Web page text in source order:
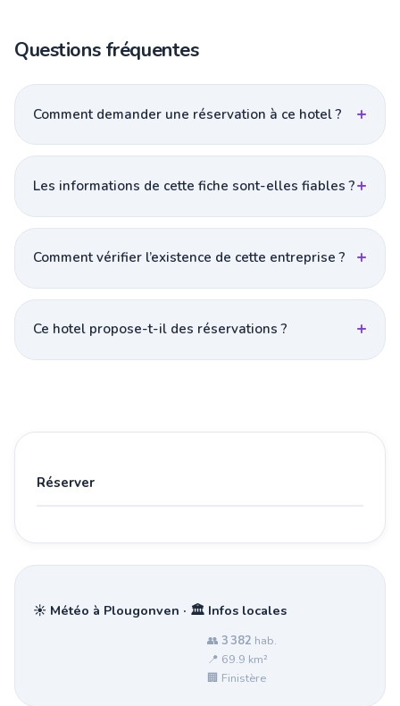
Questions fréquentes
Comment demander une réservation à ce hotel ?
Les informations de cette fiche sont-elles fiables ?
Comment vérifier l’existence de cette entreprise ?
Ce hotel propose-t-il des réservations ?
Réserver
☀️ Météo à Plougonven · 🏛️ Infos locales
👥 3 382 hab.
📍 69.9 km²
🏢 Finistère